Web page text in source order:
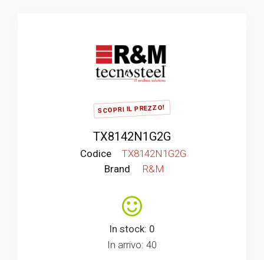
SCOPRI IL PREZZO!
TX8142N1G2G
Codice
TX8142N1G2G
Brand
R&M
In stock: 0
In arrivo: 40